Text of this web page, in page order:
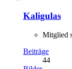
Kaligulas
Mitglied
Beiträge
44